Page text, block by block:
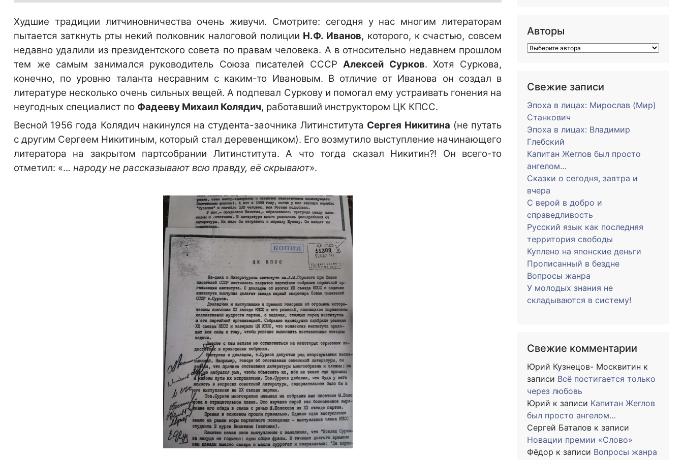
Худшие традиции литчиновничества очень живучи. Смотрите: сегодня у нас многим литераторам
пытается заткнуть рты некий полковник налоговой полиции Н.Ф. Иванов, которого, к счастью, совсем
недавно удалили из президентского совета по правам человека. А в относительно недавнем прошлом
тем же самым занимался руководитель Союза писателей СССРАлексей Сурков. Хотя Суркова,
конечно, по уровню таланта несравним с каким-то Ивановым. В отличие от Иванова он создал в
литературе несколько очень сильных вещей. А подпевал Суркову и помогал ему устраивать гонения на
неугодных специалист по Фадееву Михаил Колядич, работавший инструктором ЦК КПСС.
Весной 1956 года Колядич накинулся на студента-заочника Литинститута Сергея Никитина (не путать
с другим Сергеем Никитиным, который стал деревенщиком). Его возмутило выступление начинающего
литератора на закрытом партсобрании Литинститута. А что тогда сказал Никитин?! Он всего-то
отметил: «... народу не рассказывают всю правду, её скрывают».
Авторы
Свежие записи
Эпоха в лицах: Мирослав (Мир)
Станкович
Эпоха в лицах: Владимир
Глебский
Капитан Жеглов был просто
ангелом…
Сказки о сегодня, завтра и
вчера
С верой в добро и
справедливость
Русский язык как последняя
территория свободы
Куплено на японские деньги
Прописанный в бездне
Вопросы жанра
У молодых знания не
складываются в систему!
Свежие комментарии
Юрий Кузнецов- Москвитин к
записи Всё постигается только
через любовь
Юрий к записи Капитан Жеглов
был просто ангелом…
Сергей Баталов к записи
Новации премии «Слово»
Фёдор к записи Вопросы жанра